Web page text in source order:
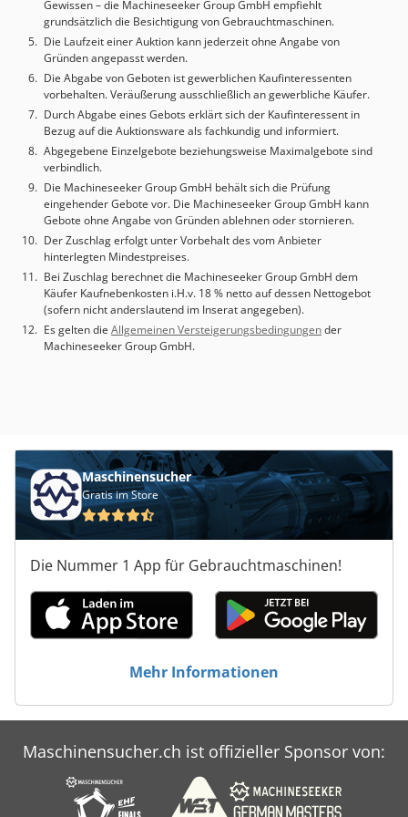
Z-Achse : 80 mm Ausstattung Spänemanagement :
Scharnierband Späneförderer Kühlmittelmanagement :
Kühlschmierstoffpumpe 8 bar Teileabfuhr :
Werkstückabnahmeeinrichtung Stangenlader :
Stangenlademagazin LM 3200 Ausstoßer : Auf
Synchronspindel
Gewissen – die Machineseeker Group GmbH empfiehlt
grundsätzlich die Besichtigung von Gebrauchtmaschinen.
Die Laufzeit einer Auktion kann jederzeit ohne Angabe von
Gründen angepasst werden.
Die Abgabe von Geboten ist gewerblichen Kaufinteressenten
vorbehalten. Veräußerung ausschließlich an gewerbliche Käufer.
Durch Abgabe eines Gebots erklärt sich der Kaufinteressent in
Bezug auf die Auktionsware als fachkundig und informiert.
Abgegebene Einzelgebote beziehungsweise Maximalgebote sind
verbindlich.
Die Machineseeker Group GmbH behält sich die Prüfung
eingehender Gebote vor. Die Machineseeker Group GmbH kann
Gebote ohne Angabe von Gründen ablehnen oder stornieren.
Der Zuschlag erfolgt unter Vorbehalt des vom Anbieter
hinterlegten Mindestpreises.
Bei Zuschlag berechnet die Machineseeker Group GmbH dem
Käufer Kaufnebenkosten i.H.v. 18 % netto auf dessen Nettogebot
(sofern nicht anderslautend im Inserat angegeben).
Es gelten die Allgemeinen Versteigerungsbedingungender
Machineseeker Group GmbH.
Maschinensucher
Gratis im Store
Die Nummer 1 App für Gebrauchtmaschinen!
Mehr Informationen
Maschinensucher.ch ist offizieller Sponsor von: